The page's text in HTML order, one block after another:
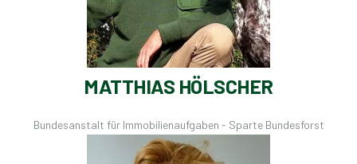
MATTHIAS HÖLSCHER
Bundesanstalt für Immobilienaufgaben - Sparte Bundesforst